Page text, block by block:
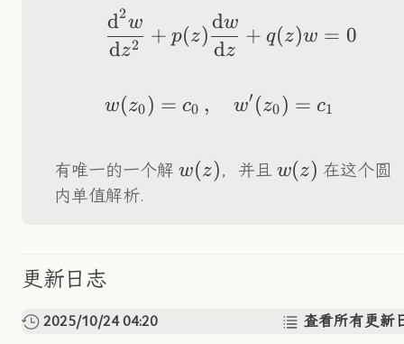
\begin{aligned}
dz2
d2w
+ p(z)
dz
dw
+ q(z)w = 0
w(z0) = c0 , w′ (z0) = c1
有唯一的一个解 w(z)
w(z)，并且 w(z)
w(z) 在这个圆
内单值解析.
更新日志
2025/10/24 04:20 查看所有更新